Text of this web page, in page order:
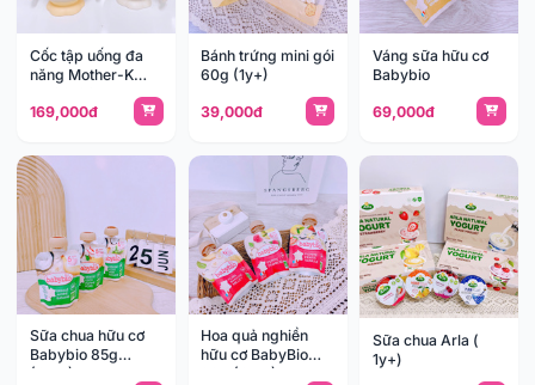
Cốc tập uống đa
năng Mother-K
169,000đ
Bánh trứng mini gói
60g (1y+)
39,000đ
Váng sữa hữu cơ
Babybio
69,000đ
Sữa chua hữu cơ
Babybio 85g
(6m+)
Hoa quả nghiền
hữu cơ BabyBio
90g (6m+)
Sữa chua Arla (
1y+)